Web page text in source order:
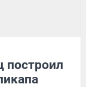
построил